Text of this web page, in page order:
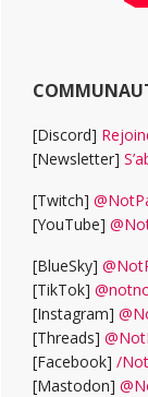
[Discord]
[Newsletter]
[Twitch]
[YouTube]
[BlueSky]
[TikTok]
[Instagram]
[Threads]
[Facebook] /
[Mastodon]